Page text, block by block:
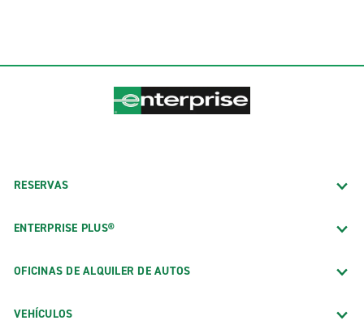
RESERVAS
ENTERPRISE PLUS®
OFICINAS DE ALQUILER DE AUTOS
VEHÍCULOS